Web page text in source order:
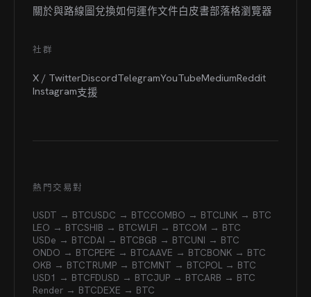
關於與路線圖兌換如何運作文件白皮書部落格瀏覽器
社群
X / TwitterDiscordTelegramYouTubeMediumReddit
Instagram支援
熱門交易對
USDT → BTCUSDC → BTCCOMBO → BTCLINK → BTC
LEO → BTCSHIB → BTCWLFI → BTCOM → BTC
USDe → BTCDAI → BTCBGB → BTCUNI → BTC
ONDO → BTCPEPE → BTCAAVE → BTCBONK → BTC
OKB → BTCTRUMP → BTCMNT → BTCPOL → BTC
USD1 → BTCFDUSD → BTCJUP → BTCARB → BTC
Render → BTCDEXE → BTC